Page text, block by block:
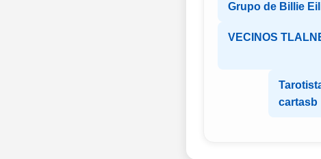
Grupo de Billie
VECINOS
cartasb